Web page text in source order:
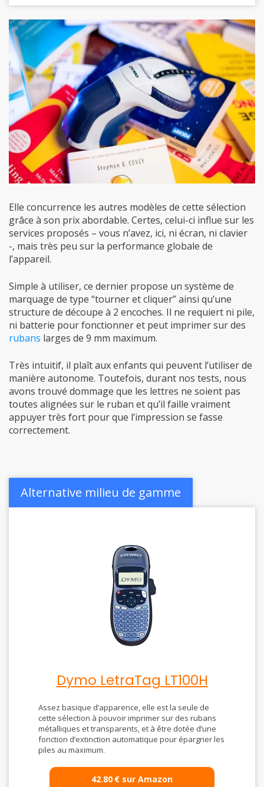
Elle concurrence les autres modèles de cette sélection
grâce à son prix abordable. Certes, celui-ci influe sur les
services proposés – vous n’avez, ici, ni écran, ni clavier
-, mais très peu sur la performance globale de
l’appareil.
Simple à utiliser, ce dernier propose un système de
marquage de type “tourner et cliquer” ainsi qu’une
structure de découpe à 2 encoches. Il ne requiert ni pile,
ni batterie pour fonctionner et peut imprimer sur des
rubans larges de 9 mm maximum.
Très intuitif, il plaît aux enfants qui peuvent l’utiliser de
manière autonome. Toutefois, durant nos tests, nous
avons trouvé dommage que les lettres ne soient pas
toutes alignées sur le ruban et qu’il faille vraiment
appuyer très fort pour que l’impression se fasse
correctement.
Alternative milieu de gamme
Dymo LetraTag LT100H
Assez basique d’apparence, elle est la seule de
cette sélection à pouvoir imprimer sur des rubans
métalliques et transparents, et à être dotée d’une
fonction d’extinction automatique pour épargner les
piles au maximum.
42.80 € sur Amazon